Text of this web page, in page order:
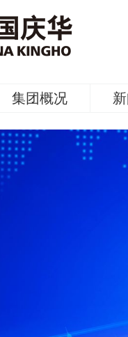
集团概况